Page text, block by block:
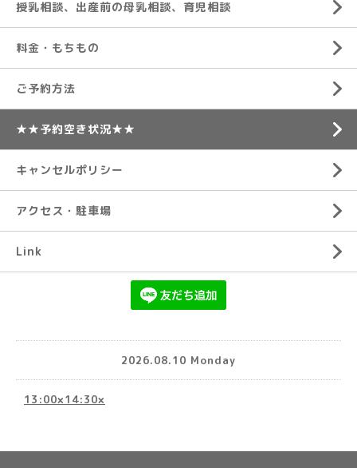
授乳相談、出産前の母乳相談、育児相談
料金・もちもの
ご予約方法
★★予約空き状況★★
キャンセルポリシー
アクセス・駐車場
Link
2026.08.10 Monday
13:00×14:30×